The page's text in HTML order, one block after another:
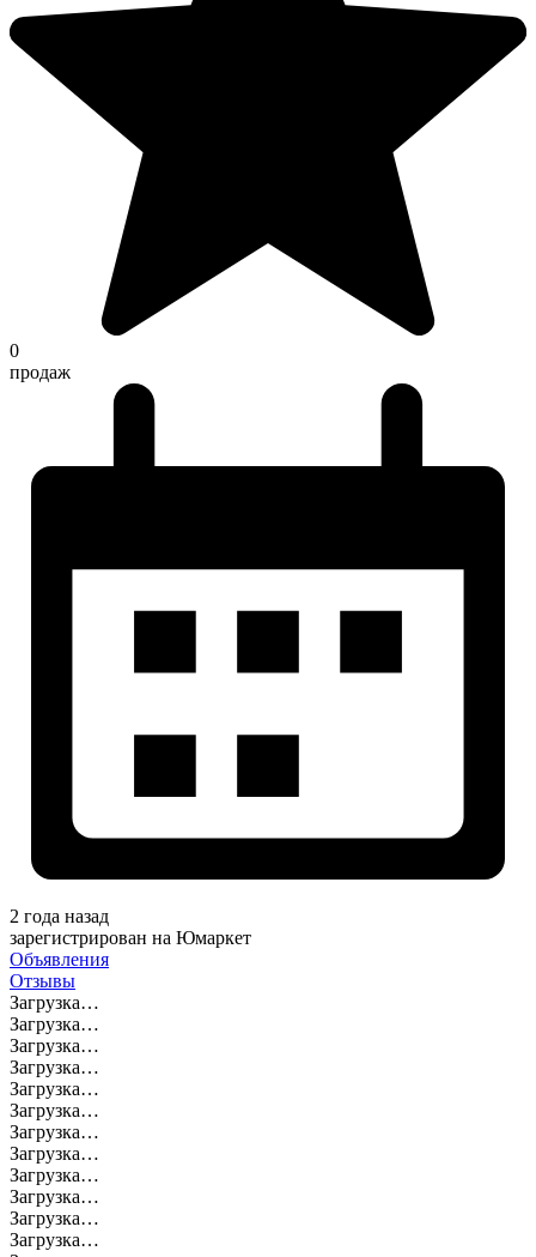
0
продаж
2 года назад
зарегистрирован на Юмаркет
Объявления
Отзывы
Загрузка…
Загрузка…
Загрузка…
Загрузка…
Загрузка…
Загрузка…
Загрузка…
Загрузка…
Загрузка…
Загрузка…
Загрузка…
Загрузка…